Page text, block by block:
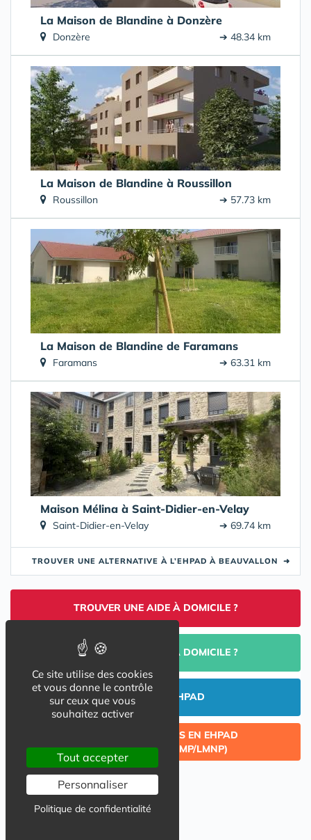
La Maison de Blandine à Donzère
Donzère ➔ 48.34 km
La Maison de Blandine à Roussillon
Roussillon ➔ 57.73 km
La Maison de Blandine de Faramans
Faramans ➔ 63.31 km
Maison Mélina à Saint-Didier-en-Velay
Saint-Didier-en-Velay ➔ 69.74 km
TROUVER UNE ALTERNATIVE À L’EHPAD À BEAUVALLON ➜
TROUVER UNE AIDE À DOMICILE ?
PORTAGE DE REPAS À DOMICILE ?
INVESTIR EN EHPAD
CÉDER UN LOT ACQUIS EN EHPAD
(INVESTISSEMENT LMP/LMNP)
Ce site utilise des cookies
et vous donne le contrôle
sur ceux que vous
souhaitez activer
Tout accepter
Personnaliser
Politique de confidentialité